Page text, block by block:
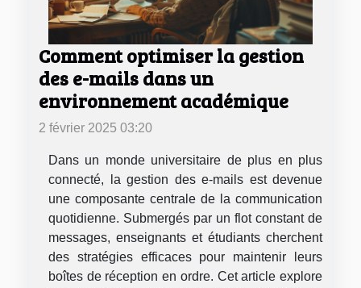
Comment optimiser la gestion
des e-mails dans un
environnement académique
2 février 2025 03:20
Dans un monde universitaire de plus en plus
connecté, la gestion des e-mails est devenue
une composante centrale de la communication
quotidienne. Submergés par un flot constant de
messages, enseignants et étudiants cherchent
des stratégies efficaces pour maintenir leurs
boîtes de réception en ordre. Cet article explore